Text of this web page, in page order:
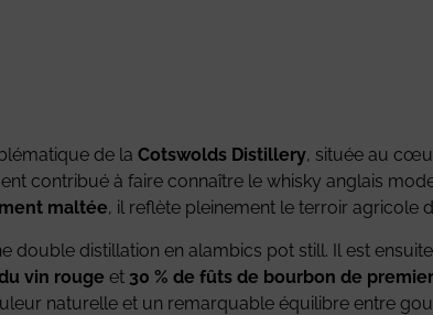
de la Cotswolds Distillery, située au
contribué à faire connaître le whisky anglais
maltée, il reflète pleinement le terroir agricole
double distillation en alambics pot still. Il est
vin rouge et 30 % de fûts de bourbon de
naturelle et un remarquable équilibre entre